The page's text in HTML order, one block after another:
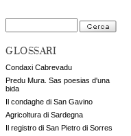
GLOSSARI
Condaxi Cabrevadu
Predu Mura. Sas poesias d'una
bida
Il condaghe di San Gavino
Agricoltura di Sardegna
Il registro di San Pietro di Sorres